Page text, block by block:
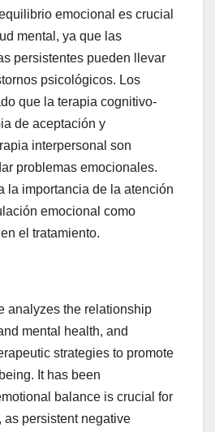
emocional es crucial
mental, ya que las
persistentes pueden llevar
psicológicos. Los
que la terapia cognitivo-
de aceptación y
interpersonal son
problemas emocionales.
la importancia de la atención
emocional como
el tratamiento.
analyzes the relationship
mental health, and
strategies to promote
It has been
balance is crucial for
as persistent negative